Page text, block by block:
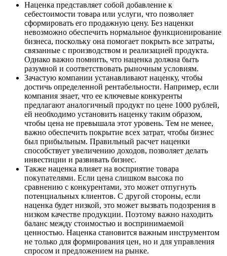
Наценка представляет собой добавление к
себестоимости товара или услуги, что позволяет
сформировать его продажную цену. Без наценки
невозможно обеспечить нормальное функционирование
бизнеса, поскольку она помогает покрыть все затраты,
связанные с производством и реализацией продукта.
Однако важно помнить, что наценка должна быть
разумной и соответствовать рыночным условиям.
Зачастую компании устанавливают наценку, чтобы
достичь определенной рентабельности. Например, если
компания знает, что ее ключевые конкуренты
предлагают аналогичный продукт по цене 1000 рублей,
ей необходимо установить наценку таким образом,
чтобы цена не превышала этот уровень. Тем не менее,
важно обеспечить покрытие всех затрат, чтобы бизнес
был прибыльным. Правильный расчет наценки
способствует увеличению доходов, позволяет делать
инвестиции и развивать бизнес.
Также наценка влияет на восприятие товара
покупателями. Если цена слишком высока по
сравнению с конкурентами, это может отпугнуть
потенциальных клиентов. С другой стороны, если
наценка будет низкой, это может вызвать подозрения в
низком качестве продукции. Поэтому важно находить
баланс между стоимостью и воспринимаемой
ценностью. Наценка становится важным инструментом
не только для формирования цен, но и для управления
спросом и предложением на рынке.